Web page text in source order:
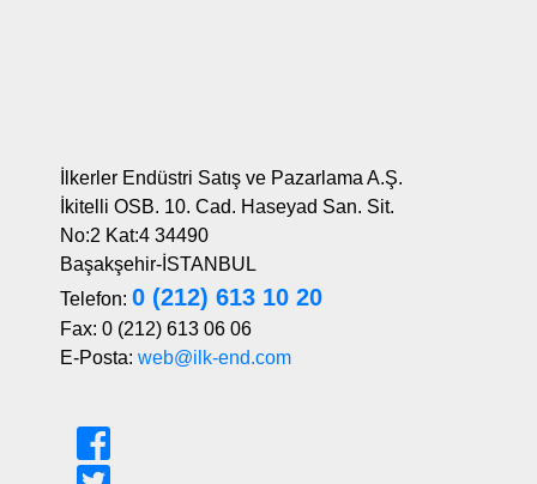
İlkerler Endüstri Satış ve Pazarlama A.Ş.
İkitelli OSB. 10. Cad. Haseyad San. Sit.
No:2 Kat:4 34490
Başakşehir-İSTANBUL
Telefon: 0 (212) 613 10 20
Fax: 0 (212) 613 06 06
E-Posta: web@ilk-end.com